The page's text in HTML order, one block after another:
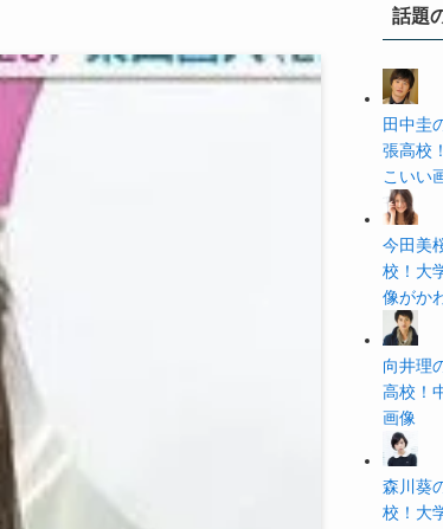
話題
田中圭
張高校
こいい
今田美
校！大
像がか
向井理
高校！
画像
森川葵
校！大